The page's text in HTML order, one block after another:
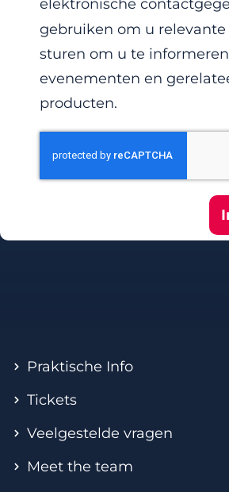
elektronische
gebruiken om u
sturen om u te
evenementen en
producten.
Praktische Info
Tickets
Veelgestelde vragen
Meet the team